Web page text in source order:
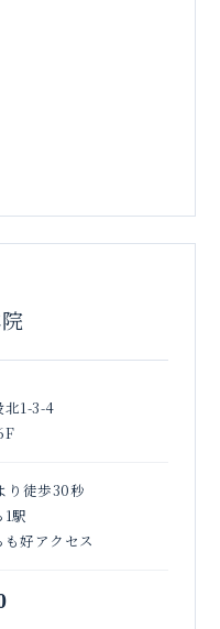
北1-3-4
り徒歩30秒
駅
好アクセス